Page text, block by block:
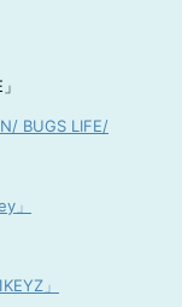
BUGS LIFE/
」
」